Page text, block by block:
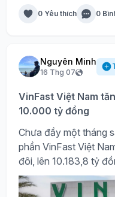
0 Yêu thích 0
Nguyên Minh
16 Thg 07
VinFast Việt Nam
10.000 tỷ đồng
Chưa đầy một tháng
phần VinFast Việt
đôi, lên 10.183,8 tỷ